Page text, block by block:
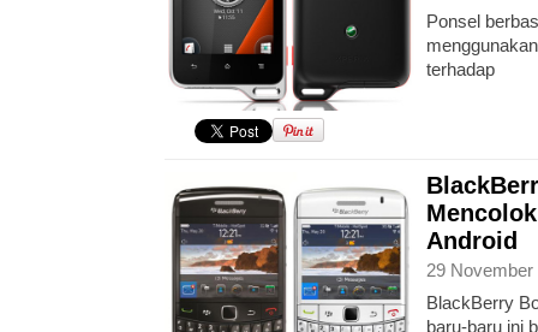
Ponsel
terhadap
Android
29
BlackBerry
baru-baru ini